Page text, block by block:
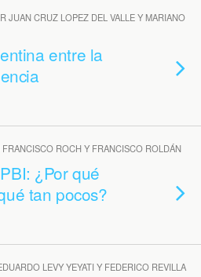
JUAN CRUZ LOPEZ DEL VALLE Y MARIANO
entre la
ROCH Y FRANCISCO ROLDÁN
¿Por qué
tan pocos?
LEVY YEYATI Y FEDERICO REVILLA